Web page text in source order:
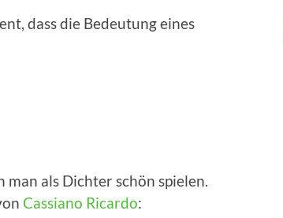
dass die Bedeu­tung eines
als Dich­ter schön spie­len.
Cas­sia­no Ricar­do: